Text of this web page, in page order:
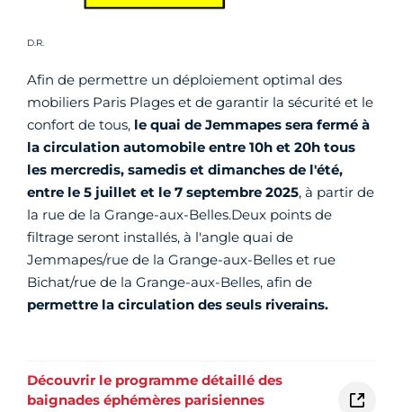
Crédit photo :
D.R.
Afin de permettre un déploiement optimal des
mobiliers Paris Plages et de garantir la sécurité et le
confort de tous, le quai de Jemmapes sera fermé à
la circulation automobile entre 10h et 20h tous
les mercredis, samedis et dimanches de l'été,
entre le 5 juillet et le 7 septembre 2025, à partir de
la rue de la Grange-aux-Belles.Deux points de
filtrage seront installés, à l'angle quai de
Jemmapes/rue de la Grange-aux-Belles et rue
Bichat/rue de la Grange-aux-Belles, afin de
permettre la circulation des seuls riverains.
Découvrir le programme détaillé des
baignades éphémères parisiennes